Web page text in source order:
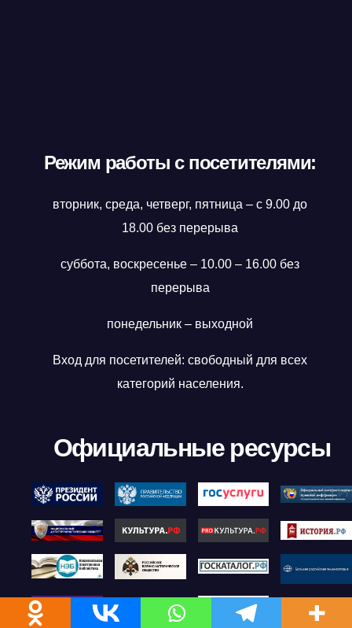
Режим работы с посетителями:
вторник, среда, четверг, пятница – с 9.00 до
18.00 без перерыва
суббота, воскресенье – 10.00 – 16.00 без
перерыва
понедельник – выходной
Вход для посетителей: свободный для всех
категорий населения.
Официальные ресурсы